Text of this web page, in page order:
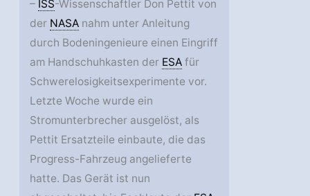
– ISS-Wissenschaftler Don Pettit von
der NASA nahm unter Anleitung
durch Bodeningenieure einen Eingriff
am Handschuhkasten der ESA für
Schwerelosigkeitsexperimente vor.
Letzte Woche wurde ein
Stromunterbrecher ausgelöst, als
Pettit Ersatzteile einbaute, die das
Progress-Fahrzeug angelieferte
hatte. Das Gerät ist nun